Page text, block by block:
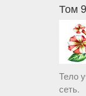
Том
Тело
сеть.